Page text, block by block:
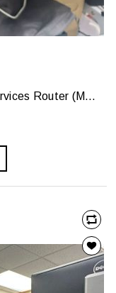
✌️Cisco ISR G2 1921 Integrated Services Router (Model: CISCO1921/K9) ✌️